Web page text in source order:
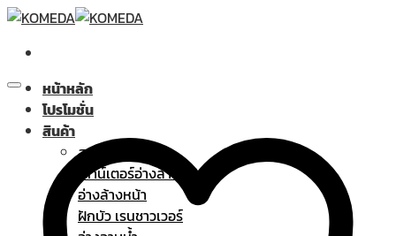
Skip
content
หน้าหลัก
โปรโมชั่น
สินค้า
สุขภัณฑ์
เคาน์เตอร์อ่างล้างหน้า
อ่างล้างหน้า
ฝักบัว เรนชาวเวอร์